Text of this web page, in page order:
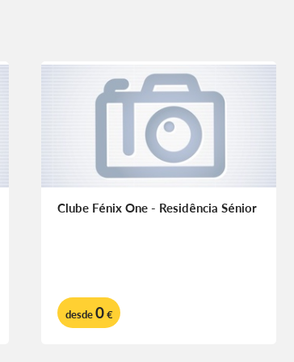
Clube Fénix One - Residência Sénior
desde0€